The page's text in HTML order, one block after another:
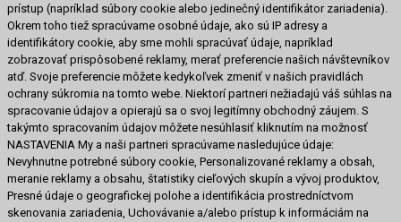
prístup (napríklad súbory cookie alebo jedinečný identifikátor zariadenia).
Okrem toho tiež spracúvame osobné údaje, ako sú IP adresy a
identifikátory cookie, aby sme mohli spracúvať údaje, napríklad
zobrazovať prispôsobené reklamy, merať preferencie našich návštevníkov
atď. Svoje preferencie môžete kedykoľvek zmeniť v našich pravidlách
ochrany súkromia na tomto webe. Niektorí partneri nežiadajú váš súhlas na
spracovanie údajov a opierajú sa o svoj legitímny obchodný záujem. S
takýmto spracovaním údajov môžete nesúhlasiť kliknutím na možnosť
NASTAVENIA My a naši partneri spracúvame nasledujúce údaje:
Nevyhnutne potrebné súbory cookie, Personalizované reklamy a obsah,
meranie reklamy a obsahu, štatistiky cieľových skupín a vývoj produktov,
Presné údaje o geografickej polohe a identifikácia prostredníctvom
skenovania zariadenia, Uchovávanie a/alebo prístup k informáciám na